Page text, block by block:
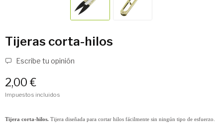
Tijeras corta-hilos
Escribe tu opinión
2,00 €
Impuestos incluidos
Tijera corta-hilos. Tijera diseñada para cortar hilos fácilmente sin ningún tipo de esfuerzo.